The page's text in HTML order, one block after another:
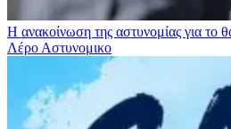
Η ανακοίνωση της αστυνομίας για το
Λέρο Αστυνομικο